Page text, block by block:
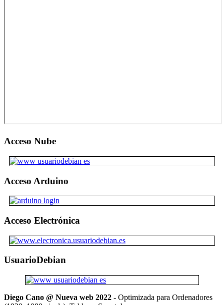
Acceso Nube
Acceso Arduino
Acceso Electrónica
UsuarioDebian
Diego Cano @ Nueva web 2022 - Optimizada para Ordenadores